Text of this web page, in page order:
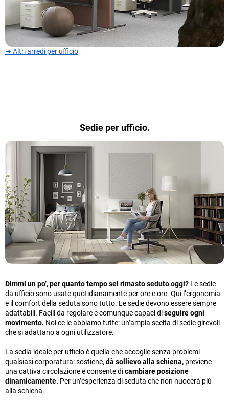
➜ Altri arredi per ufficio
Sedie per ufficio.
Dimmi un po’, per quanto tempo sei rimasto seduto oggi? Le sedie
da ufficio sono usate quotidianamente per ore e ore. Qui l’ergonomia
e il comfort della seduta sono tutto. Le sedie devono essere sempre
adattabili. Facili da regolare e comunque capaci diseguire ogni
movimento. Noi ce le abbiamo tutte: un’ampia scelta di sedie girevoli
che si adattano a ogni utilizzatore.
La sedia ideale per ufficio è quella che accoglie senza problemi
qualsiasi corporatura: sostiene, dà sollievo alla schiena, previene
una cattiva circolazione e consente dicambiare posizione
dinamicamente. Per un’esperienza di seduta che non nuocerà più
alla schiena.